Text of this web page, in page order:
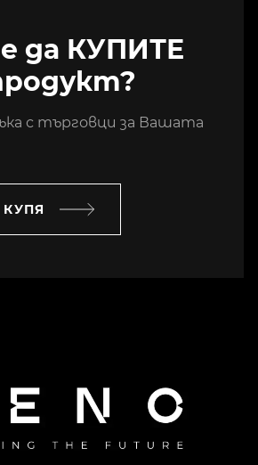
да КУПИТЕ
с търговци за Вашата